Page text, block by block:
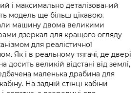
і максимально деталізований
модель ще більш цікавою.
машину двома великими
дзеркал для кращого огляду
для реалістичної
Як і в реальному тягачі, де двері
досить великій відстані від землі,
маленька драбина для
На задній стінці кабіни